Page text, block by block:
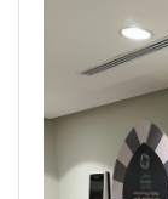
الموقع سهل
التي
بما في